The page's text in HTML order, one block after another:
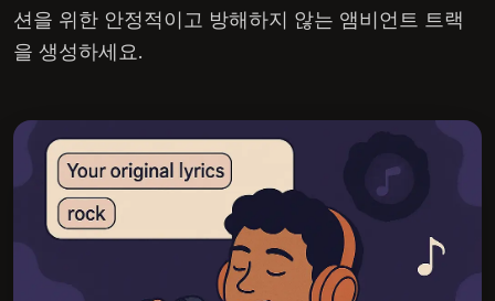
션을 위한 안정적이고 방해하지 않는 앰비언트 트랙
을 생성하세요.